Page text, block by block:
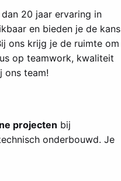
20 jaar ervaring in
en bieden je de kans
ons krijg je de ruimte om
op teamwork, kwaliteit
ons team!
projecten bij
onderbouwd. Je